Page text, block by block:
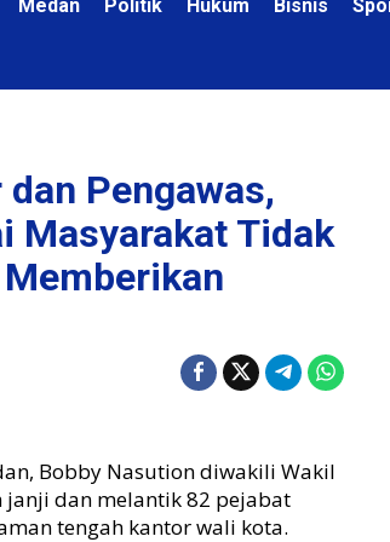
Medan Politik Hukum Bisnis
Pengawas,
Masyarakat Tidak
Bobby Nasution diwakili Wakil
janji dan melantik 82 pejabat
tengah kantor wali kota.